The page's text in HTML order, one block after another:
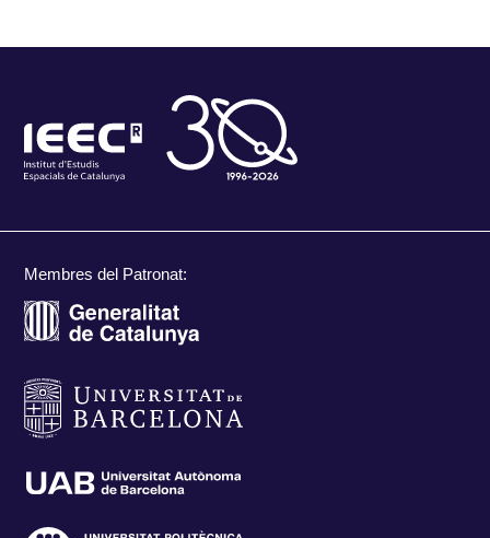
Membres del Patronat: